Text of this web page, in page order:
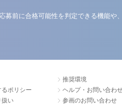
募前に合格可能性を判定できる機能や
ポリシー
扱い
推奨環境
ヘルプ・お問い合わ
参画のお問い合わせ